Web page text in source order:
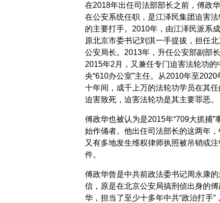
在2018年出任司法部部长之前，傅政
在公安系统任职，是江泽民集团迫害法
的主要打手。2010年，由江泽民派系
原北京市委书记刘淇一手提拔，担任
公安局长。2013年，升任公安部副部
2015年2月，又兼任专门迫害法轮功的
央“610办公室”主任。从2010年至2020
十年间，成千上万的法轮功学员在其任
迫害致死，迫害法轮功是其主要罪恶。
傅政华也被认为是2015年“709大抓捕”
始作俑者。他出任司法部长的这两年，
又有多地发生维权律师执照被吊销或
件。
傅政华曾是中共前政法委书记周永康的
信，原是在北京公安局搞刑侦出身的傅
华，担当了至少十多年中共“政治打手”